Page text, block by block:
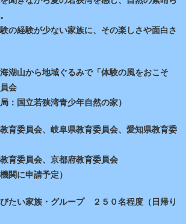
が少ない家族に、その楽しさや面白さ
湖山から地域ぐるみで「体験の風をおこそ
会
若狭湾青少年自然の家）
育委員会、岐阜県教育委員会、愛知県教育委
会、京都府教育委員会
請予定）
たい家族・グループ ２５０名程度（日帰り